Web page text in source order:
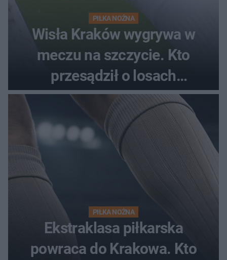
PIŁKA NOŻNA
Wisła Kraków wygrywa w
meczu na szczycie. Kto
przesądził o losach
spotkania?
PIŁKA NOŻNA
Ekstraklasa piłkarska
powraca do Krakowa. Kto